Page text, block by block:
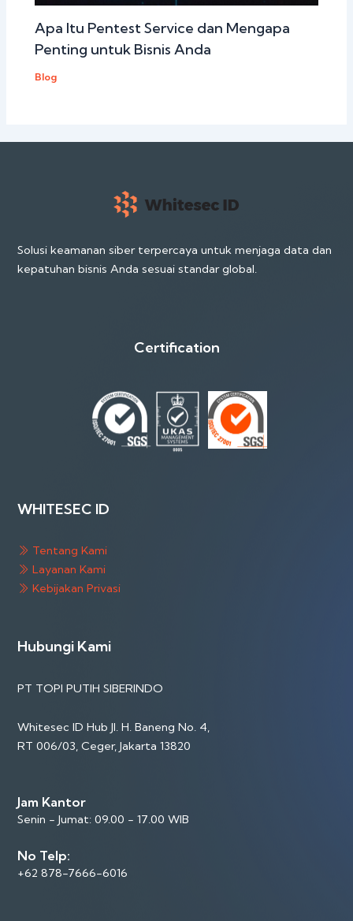
Apa Itu Pentest Service dan Mengapa
Penting untuk Bisnis Anda
Blog
Solusi keamanan siber terpercaya untuk menjaga data dan
kepatuhan bisnis Anda sesuai standar global.
Certification
WHITESEC ID
Tentang Kami
Layanan Kami
Kebijakan Privasi
Hubungi Kami
PT TOPI PUTIH SIBERINDO
Whitesec ID Hub Jl. H. Baneng No. 4,
RT 006/03, Ceger, Jakarta 13820
Jam Kantor
Senin - Jumat: 09.00 - 17.00 WIB
No Telp:
+62 878-7666-6016